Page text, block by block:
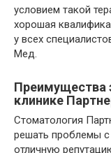
условием такой
хорошая
у всех
Мед.
Преимущества
клинике
Стоматология
решать проблемы с
отличную